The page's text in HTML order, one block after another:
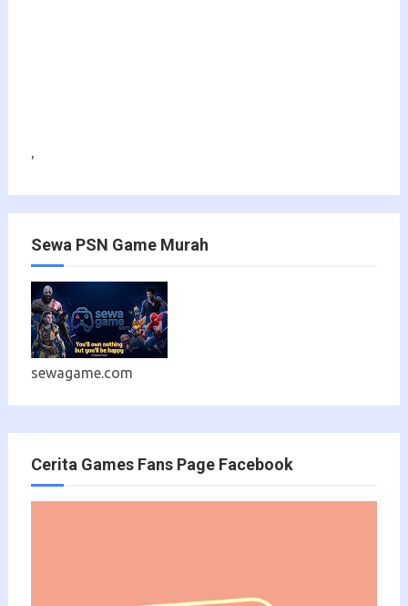
'
Sewa PSN Game Murah
sewagame.com
Cerita Games Fans Page Facebook